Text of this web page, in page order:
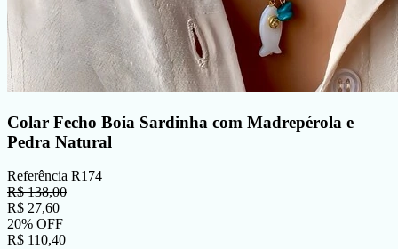
Colar Fecho Boia Sardinha com Madrepérola e
Pedra Natural
Referência R174
R$138,00
R$ 27,60
20% OFF
R$ 110,40